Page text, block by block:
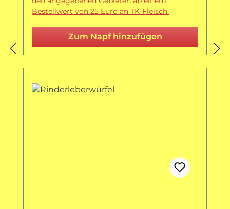
Bestellwert von 25 Euro an TK-Fleisch.
Zum Napf hinzufügen